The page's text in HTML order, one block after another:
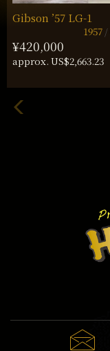
Gibson ’57 LG-1
1957
¥420,000
approx. US$2,663.23